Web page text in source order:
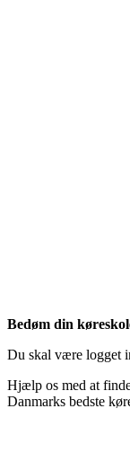
Bedøm din
Du skal være logget
Hjælp os med at
Danmarks bedste